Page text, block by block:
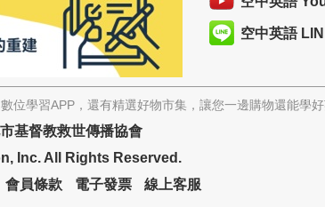
空中英語
位學習APP，還有精選好物市集，讓您一邊購物還能學
基督教救世傳播協會
Inc. All Rights Reserved.
會員條款 電子發票 線上客服